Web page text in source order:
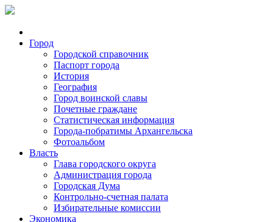
Город
Городской справочник
Паспорт города
История
География
Город воинской славы
Почетные граждане
Статистическая информация
Города-побратимы Архангельска
Фотоальбом
Власть
Глава городского округа
Администрация города
Городская Дума
Контрольно-счетная палата
Избирательные комиссии
Экономика